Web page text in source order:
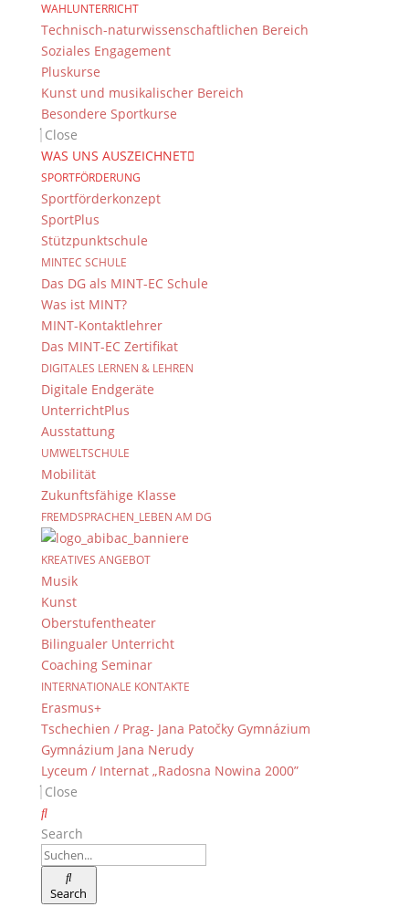
WAHLUNTERRICHT
Technisch-naturwissenschaftlichen Bereich
Soziales Engagement
Pluskurse
Kunst und musikalischer Bereich
Besondere Sportkurse
Close
WAS UNS AUSZEICHNET
SPORTFÖRDERUNG
Sportförderkonzept
SportPlus
Stützpunktschule
MINTEC SCHULE
Das DG als MINT-EC Schule
Was ist MINT?
MINT-Kontaktlehrer
Das MINT-EC Zertifikat
DIGITALES LERNEN & LEHREN
Digitale Endgeräte
UnterrichtPlus
Ausstattung
UMWELTSCHULE
Mobilität
Zukunftsfähige Klasse
FREMDSPRACHEN_LEBEN AM DG
KREATIVES ANGEBOT
Musik
Kunst
Oberstufentheater
Bilingualer Unterricht
Coaching Seminar
INTERNATIONALE KONTAKTE
Erasmus+
Tschechien / Prag- Jana Patočky Gymnázium
Gymnázium Jana Nerudy
Lyceum / Internat „Radosna Nowina 2000”
Close
Search
Search